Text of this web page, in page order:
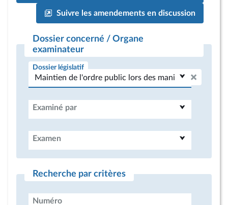
Suivre les amendements en discussion
Dossier concerné / Organe
examinateur
Dossier législatif
Examiné par
Examen
Recherche par critères
Numéro